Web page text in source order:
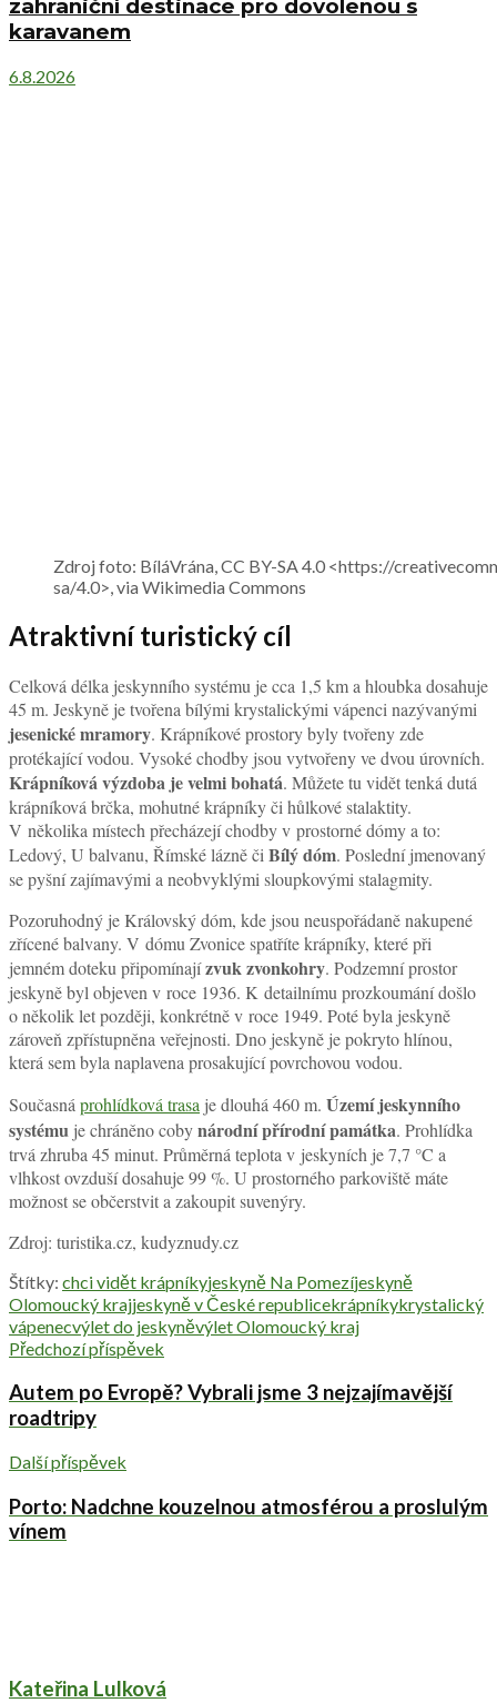
zahraniční destinace pro dovolenou s
karavanem
6.8.2026
Zdroj foto: BíláVrána, CC BY-SA 4.0 <https://
sa/4.0>, via Wikimedia Commons
Atraktivní turistický cíl
Celková délka jeskynního systému je cca 1,5 km a hloubka dosahuje
45 m. Jeskyně je tvořena bílými krystalickými vápenci nazývanými
jesenické mramory. Krápníkové prostory byly tvořeny zde
protékající vodou. Vysoké chodby jsou vytvořeny ve dvou úrovních.
Krápníková výzdoba je velmi bohatá. Můžete tu vidět tenká dutá
krápníková brčka, mohutné krápníky či hůlkové stalaktity.
V několika místech přecházejí chodby v prostorné dómy a to:
Ledový, U balvanu, Římské lázně či Bílý dóm. Poslední jmenovaný
se pyšní zajímavými a neobvyklými sloupkovými stalagmity.
Pozoruhodný je Královský dóm, kde jsou neuspořádaně nakupené
zřícené balvany. V dómu Zvonice spatříte krápníky, které při
jemném doteku připomínajízvuk zvonkohry. Podzemní prostor
jeskyně byl objeven v roce 1936. K detailnímu prozkoumání došlo
o několik let později, konkrétně v roce 1949. Poté byla jeskyně
zároveň zpřístupněna veřejnosti. Dno jeskyně je pokryto hlínou,
která sem byla naplavena prosakující povrchovou vodou.
Současná prohlídková trasa je dlouhá 460 m. Území jeskynního
systému je chráněno cobynárodní přírodní památka. Prohlídka
trvá zhruba 45 minut. Průměrná teplota v jeskyních je 7,7 °C a
vlhkost ovzduší dosahuje 99 %. U prostorného parkoviště máte
možnost se občerstvit a zakoupit suvenýry.
Zdroj: turistika.cz, kudyznudy.cz
Štítky: chci vidět krápníkyjeskyně Na Pomezíjeskyně
Olomoucký krajjeskyně v České republicekrápníkykrystalický
vápenecvýlet do jeskyněvýlet Olomoucký kraj
Předchozí příspěvek
Autem po Evropě? Vybrali jsme 3 nejzajímavější
roadtripy
Další příspěvek
Porto: Nadchne kouzelnou atmosférou a proslulým
vínem
Kateřina Lulková